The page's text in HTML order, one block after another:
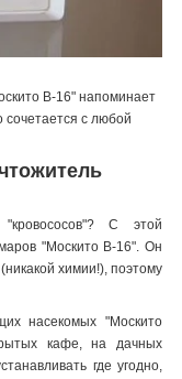
В-16" напоминает
с любой
С этой
"Москито В-16". Он
химии!), поэтому
насекомых "Москито
кафе, на дачных
где угодно,